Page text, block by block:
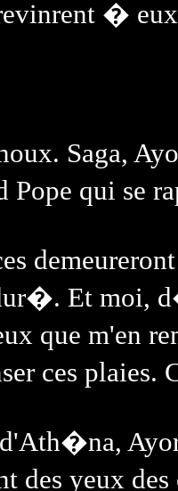
�
Saga,
Pope qui se
Et moi,
que m'en
ces plaies.
des yeux des